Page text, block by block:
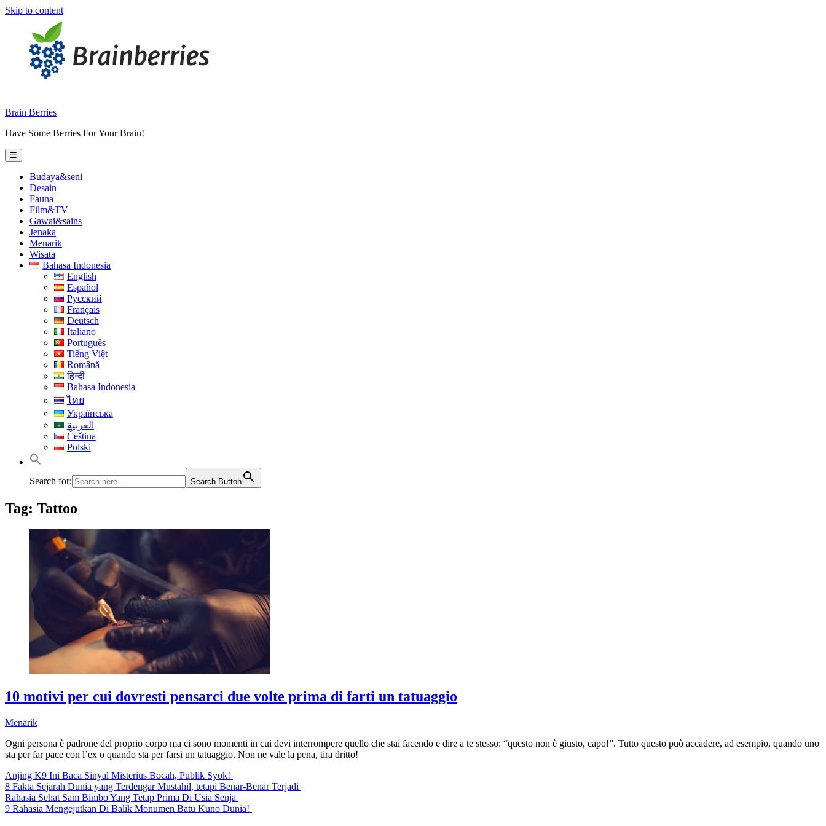
Skip to content
Brain Berries
Have Some Berries For Your Brain!
☰
Budaya&seni
Desain
Fauna
Film&TV
Gawai&sains
Jenaka
Menarik
Wisata
Bahasa Indonesia
English
Español
Русский
Français
Deutsch
Italiano
Português
Tiếng Việt
Română
हिन्दी
Bahasa Indonesia
ไทย
Українська
العربية
Čeština
Polski
Search for: Search Button
Tag: Tattoo
10 motivi per cui dovresti pensarci due volte prima di farti un tatuaggio
Menarik
Ogni persona è padrone del proprio corpo ma ci sono momenti in cui devi interrompere quello che stai facendo e dire a te stesso: “questo non è giusto, capo!”. Tutto questo può accadere, ad esempio, quando uno
sta per far pace con l’ex o quando sta per farsi un tatuaggio. Non ne vale la pena, tira dritto!
Anjing K9 Ini Baca Sinyal Misterius Bocah, Publik Syok!
8 Fakta Sejarah Dunia yang Terdengar Mustahil, tetapi Benar-Benar Terjadi
Rahasia Sehat Sam Bimbo Yang Tetap Prima Di Usia Senja
9 Rahasia Mengejutkan Di Balik Monumen Batu Kuno Dunia!